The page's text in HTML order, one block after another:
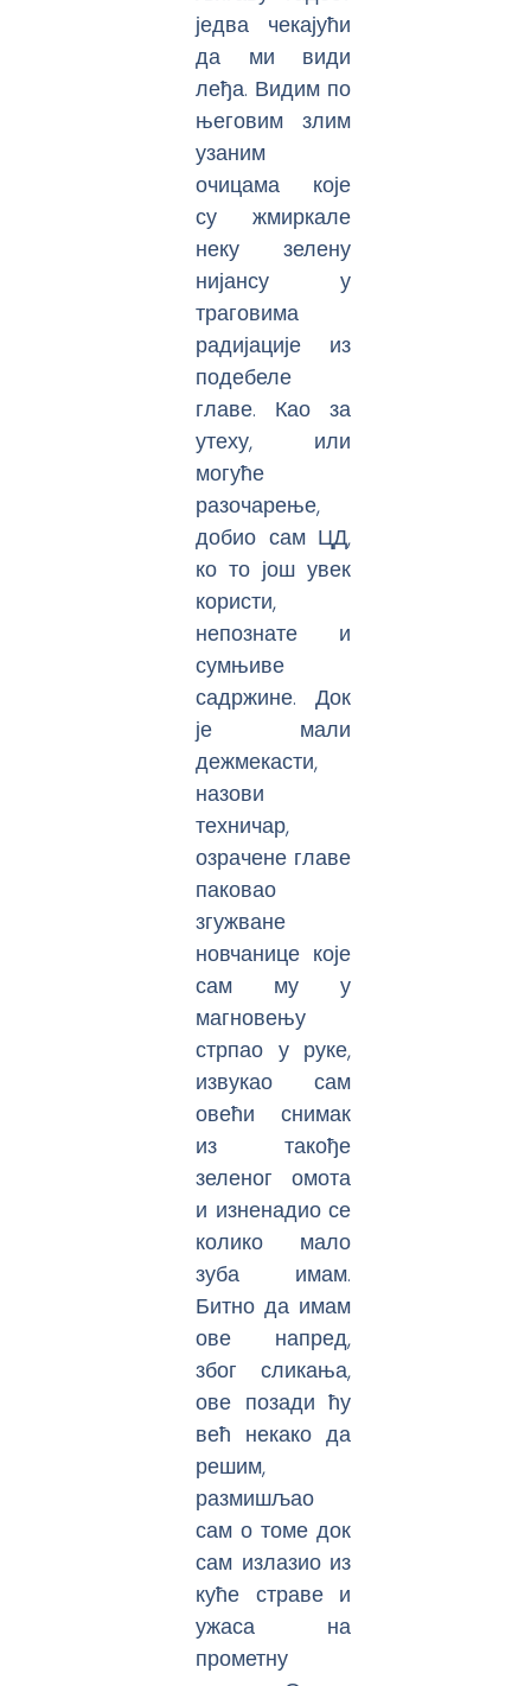
једва чекајући
да ми види
леђа. Видим по
његовим злим
узаним
очицама које
су жмиркале
неку зелену
нијансу у
траговима
радијације из
подебеле
главе. Као за
утеху, или
могуће
разочарење,
добио сам ЦД,
ко то још увек
користи,
непознате и
сумњиве
садржине. Док
је мали
дежмекасти,
назови
техничар,
озрачене главе
паковао
згужване
новчанице које
сам му у
магновењу
стрпао у руке,
извукао сам
овећи снимак
из такође
зеленог омота
и изненадио се
колико мало
зуба имам.
Битно да имам
ове напред,
због сликања,
ове позади ћу
већ некако да
решим,
размишљао
сам о томе док
сам излазио из
куће страве и
ужаса на
прометну